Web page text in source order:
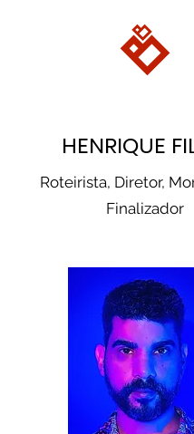
HENRIQUE
Roteirista, Diretor,
Finalizador